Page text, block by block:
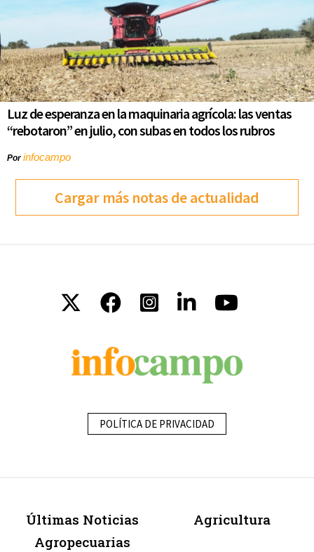
Luz de esperanza en la maquinaria agrícola: las ventas
“rebotaron” en julio, con subas en todos los rubros
Porinfocampo
Cargar más notas de actualidad
POLÍTICA DE PRIVACIDAD
Últimas Noticias
Agropecuarias
Agricultura